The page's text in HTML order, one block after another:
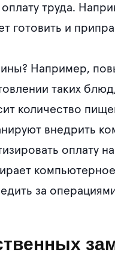
оплату труда.
готовить и
Например,
таких
количество
внедрить
за